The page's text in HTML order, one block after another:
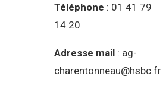
Téléphone : 01 41 79
14 20
Adresse mail : ag-
charentonneau@hsbc.fr